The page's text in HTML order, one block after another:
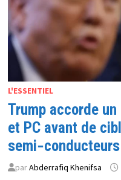
L'ESSENTIEL
Trump accorde
et PC avant de
semi‑conducteurs
parAbderrafiq Khenifsa